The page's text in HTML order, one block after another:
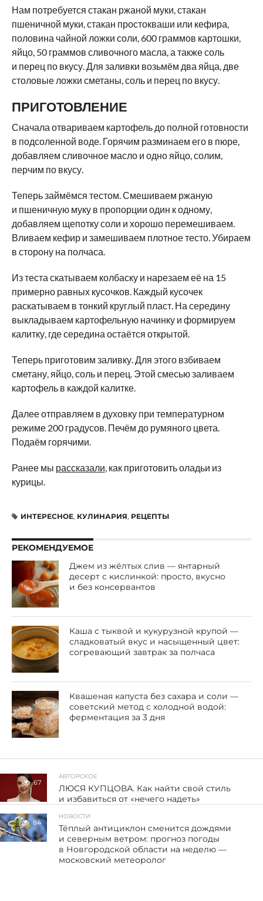
Нам потребуется стакан ржаной муки, стакан
пшеничной муки, стакан простокваши или кефира,
половина чайной ложки соли, 600 граммов картошки,
яйцо, 50 граммов сливочного масла, а также соль
и перец по вкусу. Для заливки возьмём два яйца, две
столовые ложки сметаны, соль и перец по вкусу.
ПРИГОТОВЛЕНИЕ
Сначала отвариваем картофель до полной готовности
в подсоленной воде. Горячим разминаем его в пюре,
добавляем сливочное масло и одно яйцо, солим,
перчим по вкусу.
Теперь займёмся тестом. Смешиваем ржаную
и пшеничную муку в пропорции один к одному,
добавляем щепотку соли и хорошо перемешиваем.
Вливаем кефир и замешиваем плотное тесто. Убираем
в сторону на полчаса.
Из теста скатываем колбаску и нарезаем её на 15
примерно равных кусочков. Каждый кусочек
раскатываем в тонкий круглый пласт. На середину
выкладываем картофельную начинку и формируем
калитку, где середина остаётся открытой.
Теперь приготовим заливку. Для этого взбиваем
сметану, яйцо, соль и перец. Этой смесью заливаем
картофель в каждой калитке.
Далее отправляем в духовку при температурном
режиме 200 градусов. Печём до румяного цвета.
Подаём горячими.
Ранее мы рассказали , как приготовить оладьи из
курицы.
ИНТЕРЕСНОЕ, КУЛИНАРИЯ, РЕЦЕПТЫ
РЕКОМЕНДУЕМОЕ
Джем из жёлтых слив — янтарный
десерт с кислинкой: просто, вкусно
и без консервантов
Каша с тыквой и кукурузной крупой —
сладковатый вкус и насыщенный цвет:
согревающий завтрак за полчаса
Квашеная капуста без сахара и соли —
советский метод с холодной водой:
ферментация за 3 дня
67
АВТОРСКОЕ
ЛЮСЯ КУПЦОВА. Как найти свой стиль
и избавиться от «нечего надеть»
84
НОВОСТИ
Тёплый антициклон сменится дождями
и северным ветром: прогноз погоды
в Новгородской области на неделю —
московский метеоролог